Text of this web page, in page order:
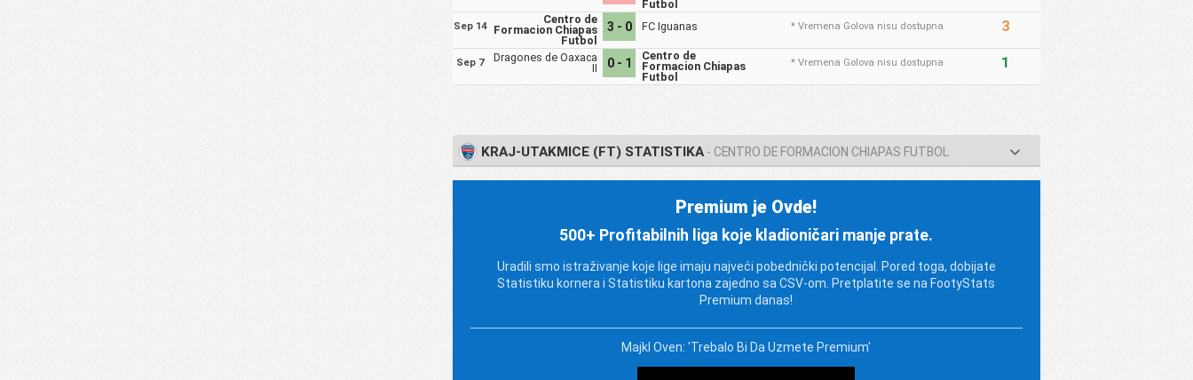
Futbol
Sep 14
Centro de
Formacion Chiapas
Futbol
3 - 0 FC Iguanas * Vremena Golova nisu dostupna 3
Sep 7
Dragones de Oaxaca
II
0 - 1
Centro de
Formacion Chiapas
Futbol
* Vremena Golova nisu dostupna 1
KRAJ-UTAKMICE (FT) STATISTIKA - CENTRO DE FORMACION CHIAPAS FUTBOL
Premium je Ovde!
500+ Profitabilnih liga koje kladioničari manje prate.
Uradili smo istraživanje koje lige imaju najveći pobednički potencijal. Pored toga, dobijate
Statistiku kornera i Statistiku kartona zajedno sa CSV-om. Pretplatite se na FootyStats
Premium danas!
Majkl Oven: 'Trebalo Bi Da Uzmete Premium'